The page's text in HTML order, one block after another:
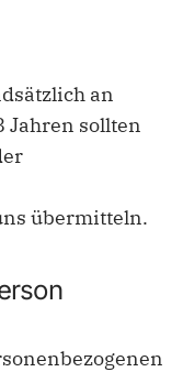
an
Jahren sollten
übermitteln.